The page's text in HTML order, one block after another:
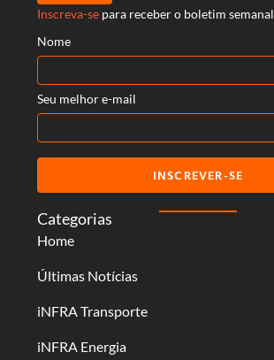
Categorias
Home
Últimas Notícias
iNFRA Transporte
iNFRA Energia
Inscreva-se para receber o boletim semanal
Nome
Seu melhor e-mail
INSCREVER-SE